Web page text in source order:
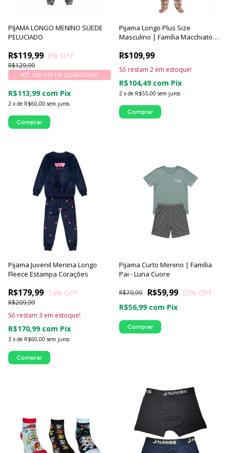
PIJAMA LONGO MENINO SUEDE
PELUCIADO
R$119,99
R$129,99
8% OFF
2 x de R$60,00 sem juros
ATÉ 15% OFF EM QUANTIDADE
R$113,99 com Pix
Comprar
Pijama Longo Plus Size
Masculino | Família Macchiato
R$109,99
2 x de R$55,00 sem juros
R$104,49 com Pix
Só restam 2 em estoque!
Comprar
Pijama Juvenil Menina Longo
Fleece Estampa Corações
R$179,99
R$209,99
14% OFF
3 x de R$60,00 sem juros
R$170,99 com Pix
Só restam 3 em estoque!
Comprar
Pijama Curto Menino | Família
Pai - Luna Cuore
R$59,99
R$79,99 25% OFF
R$56,99 com Pix
Comprar